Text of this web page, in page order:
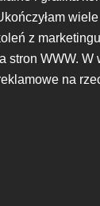
wiele
z
stron WWW. W
na